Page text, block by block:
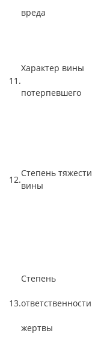
вреда
11.
Характер вины
потерпевшего
12.
Степень тяжести
вины
13.
Степень
ответственности
жертвы